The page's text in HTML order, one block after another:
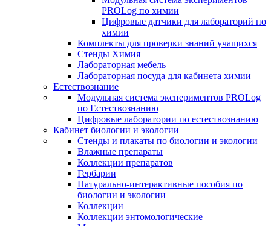
PROLog по химии
Цифровые датчики для лабораторий по
химии
Комплекты для проверки знаний учащихся
Стенды Химия
Лабораторная мебель
Лабораторная посуда для кабинета химии
Естествознание
Модульная система экспериментов PROLog
по Естествознанию
Цифровые лаборатории по естествознанию
Кабинет биологии и экологии
Стенды и плакаты по биологии и экологии
Влажные препараты
Коллекции препаратов
Гербарии
Натурально-интерактивные пособия по
биологии и экологии
Коллекции
Коллекции энтомологические